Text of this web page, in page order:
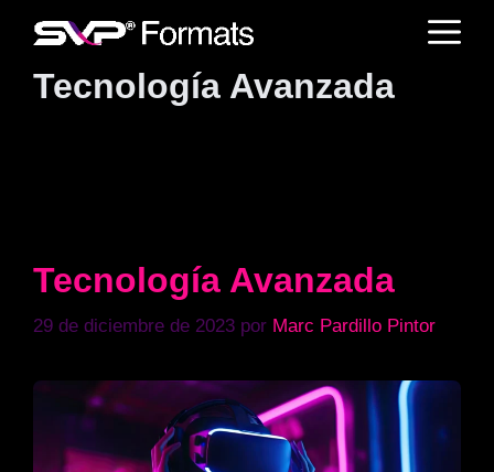
Tecnología Avanzada
Tecnología Avanzada
29 de diciembre de 2023 por Marc Pardillo Pintor